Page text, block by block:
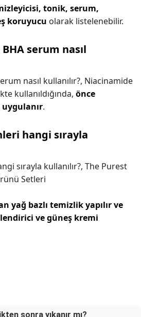
tonik, serum,
koruyucu olarak listelenebilir.
serum nasıl
nasıl kullanılır?, Niacinamide
kullanıldığında, önce
.
hangi sırayla
sırayla kullanılır?, The Purest
Setleri
yağ bazlı temizlik yapılır ve
ve güneş kremi
sonra yıkanır mı?